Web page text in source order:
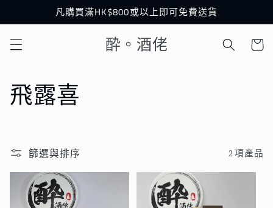
凡購買滿HK$800或以上即可免費送貨
酔。酒佬
物
商
系
列
飛露喜
篩選與排序 2 項產品